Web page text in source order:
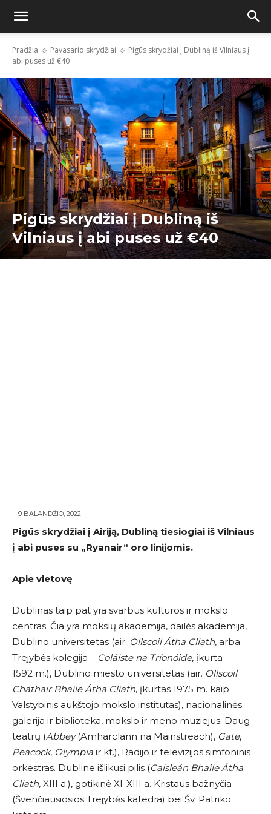
Pradžia Pavasario skrydžiai
Pigūs skrydžiai į Dubliną iš Vilniaus į
abi puses už €40
Pigūs skrydžiai į Dubliną iš
Vilniaus į abi puses už €40
9 BALANDŽIO, 2022
Pigūs skrydžiai į Airiją, Dubliną tiesiogiai iš Vilniaus
į abi puses su „Ryanair“ oro linijomis.
Apie vietovę
Dublinas taip pat yra svarbus kultūros ir mokslo
centras. Čia yra mokslų akademija, dailės akademija,
Dublino universitetas (air. Ollscoil Átha Cliath, arba
Trejybės kolegija – Coláiste na Tríonóide, įkurta
1592 m.), Dublino miesto universitetas (air. Ollscoil
Chathair Bhaile Átha Cliath, įkurtas 1975 m. kaip
Valstybinis aukštojo mokslo institutas), nacionalinės
galerija ir biblioteka, mokslo ir meno muziejus. Daug
teatrų (Abbey(Amharclann na Mainstreach), Gate,
Peacock, Olympia ir kt.), Radijo ir televizijos simfoninis
orkestras. Dubline išlikusi pilis (Caisleán Bhaile Átha
Cliath, XIII a.), gotikinė XI-XIII a. Kristaus bažnyčia
(Švenčiausiosios Trejybės katedra) bei Šv. Patriko